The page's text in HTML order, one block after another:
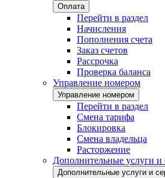
Оплата
Перейти в раздел
Начисления
Пополнения счета
Заказ счетов
Рассрочка
Проверка баланса
Управление номером
Управление номером
Перейти в раздел
Смена тарифа
Блокировка
Смена владельца
Расторжение
Дополнительные услуги и
Дополнительные услуги и